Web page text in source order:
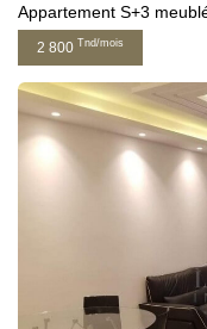
Appartement S+3
2 800 Tnd/mois